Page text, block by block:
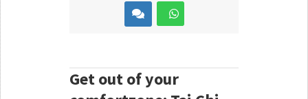
Get out of your